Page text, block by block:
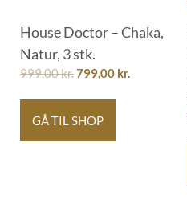
House Doctor – Chaka,
Natur, 3 stk.
999,00kr.799,00 kr.
GÅ TIL SHOP